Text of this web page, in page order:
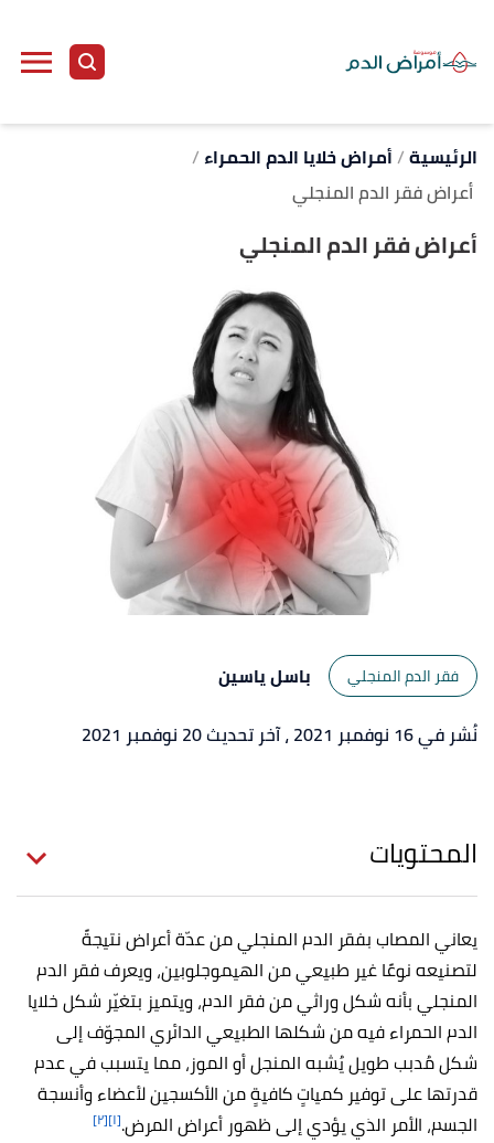
الرئيسية أمراض خلايا الدم الحمراء
أعراض فقر الدم المنجلي
أعراض فقر الدم المنجلي
فقر الدم المنجلي
باسل ياسين
نُشر في 16 نوفمبر 2021
، آخر تحديث 20 نوفمبر 2021
المحتويات
يعاني المصاب بفقر الدم المنجلي من عدّة أعراض نتيجةً
لتصنيعه نوعًا غير طبيعي من الهيموجلوبين، ويعرف فقر الدم
المنجلي بأنه شكل وراثي من فقر الدم، ويتميز بتغيّر شكل خلايا
الدم الحمراء فيه من شكلها الطبيعي الدائري المجوّف إلى
شكل مُدبب طويل يُشبه المنجل أو الموز، مما يتسبب في عدم
قدرتها على توفير كمياتٍ كافيةٍ من الأكسجين لأعضاء وأنسجة
الجسم، الأمر الذي يؤدي إلى ظهور أعراض المرض.[١] [٢]